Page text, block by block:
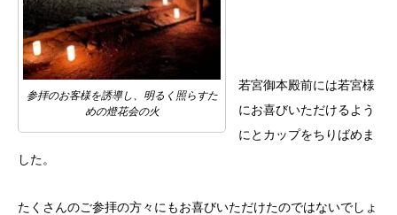
参拝のお客様を誘導し、明るく照らすた
めの燈花会の火
若宮御本殿前には若宮様
にお喜びいただけるよう
にとカップをちりばめま
した。
たくさんのご参拝の方々にもお喜びいただけたのではないでしょ